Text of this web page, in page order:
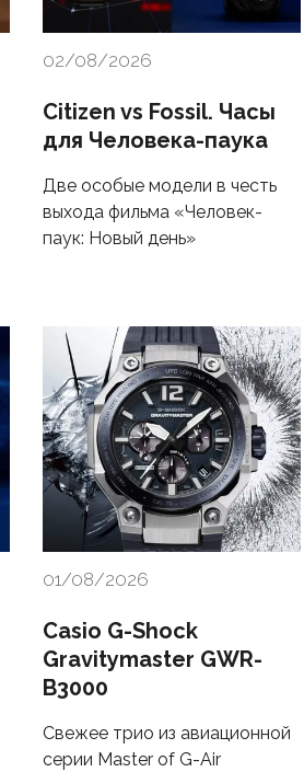
02/08/2026
Citizen vs Fossil. Часы
для Человека-паука
Две особые модели в честь
выхода фильма «Человек-
паук: Новый день»
01/08/2026
Casio G-Shock
Gravitymaster GWR-
B3000
Свежее трио из авиационной
серии Master of G-Air